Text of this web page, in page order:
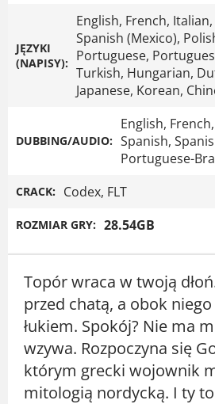
JĘZYKI
(NAPISY):
English, French,
Spanish (Mexico),
Portuguese,
Turkish, Hungarian,
Japanese, Korean,
DUBBING/AUDIO:
English,
Spanish,
Portuguese-
CRACK: Codex, FLT
ROZMIAR GRY: 28.54GB
Topór wraca w twoją
przed chatą, a obok
łukiem. Spokój? Nie ma
wzywa. Rozpoczyna się
którym grecki wojownik
mitologią nordycką. I ty